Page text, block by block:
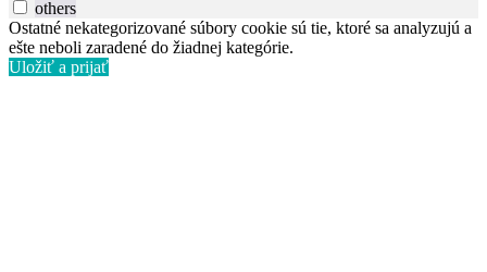
others
Ostatné nekategorizované súbory cookie sú tie, ktoré sa analyzujú a
ešte neboli zaradené do žiadnej kategórie.
Uložiť a prijať